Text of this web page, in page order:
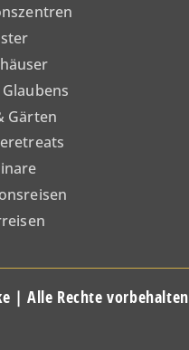
Gärten
| Alle Rechte vorbehalten